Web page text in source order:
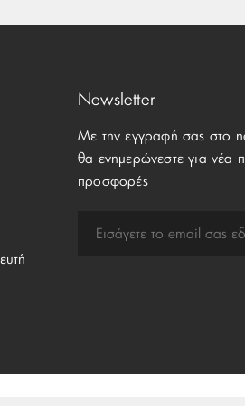
Newsletter
Με την εγγραφή σας στο
θα ενημερώνεστε για νέα
προσφορές